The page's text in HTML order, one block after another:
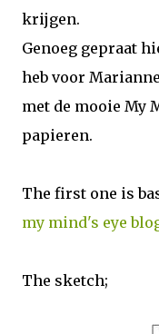
krijgen.
Genoeg gepraat
heb voor
met de mooie My
papieren.
The first one is
my mind's eye
The sketch;